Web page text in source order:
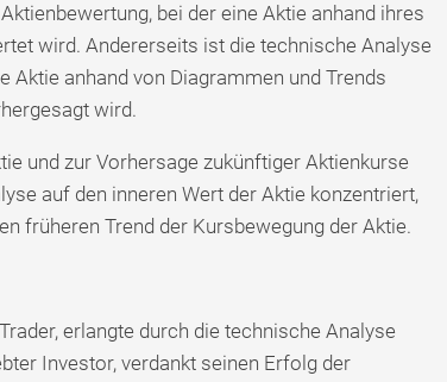
bei der eine Aktie anhand ihres
wird. Andererseits ist die technische Analyse
Aktie anhand von Diagrammen und Trends
wird.
und zur Vorhersage zukünftiger Aktienkurse
auf den inneren Wert der Aktie konzentriert,
früheren Trend der Kursbewegung der Aktie.
erlangte durch die technische Analyse
Investor, verdankt seinen Erfolg der